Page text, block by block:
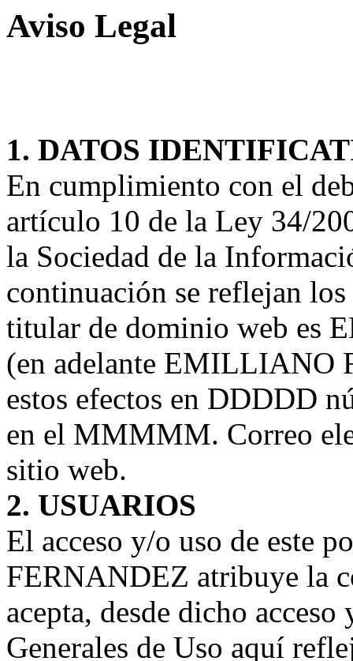
Aviso Legal
1. DATOS
En cumplimiento con el
artículo 10 de la Ley 34/
la Sociedad de la
continuación se reflejan
titular de dominio web es
(en adelante EMILLIANO
estos efectos en DDDDD
en el MMMMM. Correo
sitio web.
2. USUARIOS
El acceso y/o uso de este
FERNANDEZ atribuye la
acepta, desde dicho
Generales de Uso aquí